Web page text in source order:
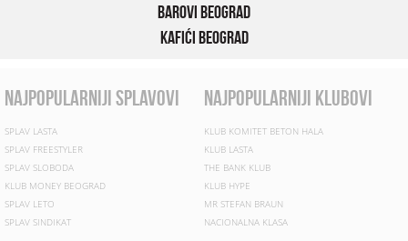
Barovi Beograd
Kafići Beograd
najpopularniji splavovi
SPLAV LASTA
SPLAV FREESTYLER
SPLAV SLOBODA
KLUB MONEY BEOGRAD
SPLAV LETO
SPLAV SINDIKAT
najpopularniji klubovi
KLUB KOMITET BETON HALA
KLUB LASTA
THE BANK KLUB
KLUB HYPE
MR STEFAN BRAUN
NACIONALNA KLASA